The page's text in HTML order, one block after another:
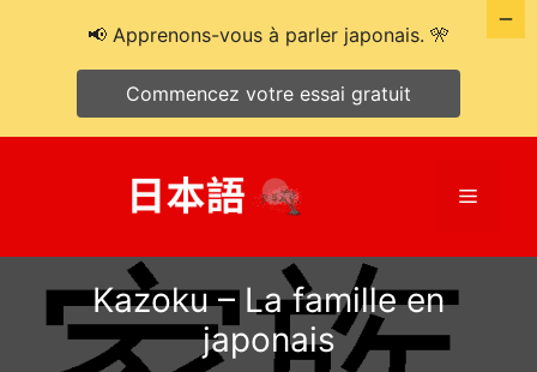
Menu
Kazoku – La famille en
japonais
📢 Apprenons-vous à parler japonais. 🎌
Commencez votre essai gratuit